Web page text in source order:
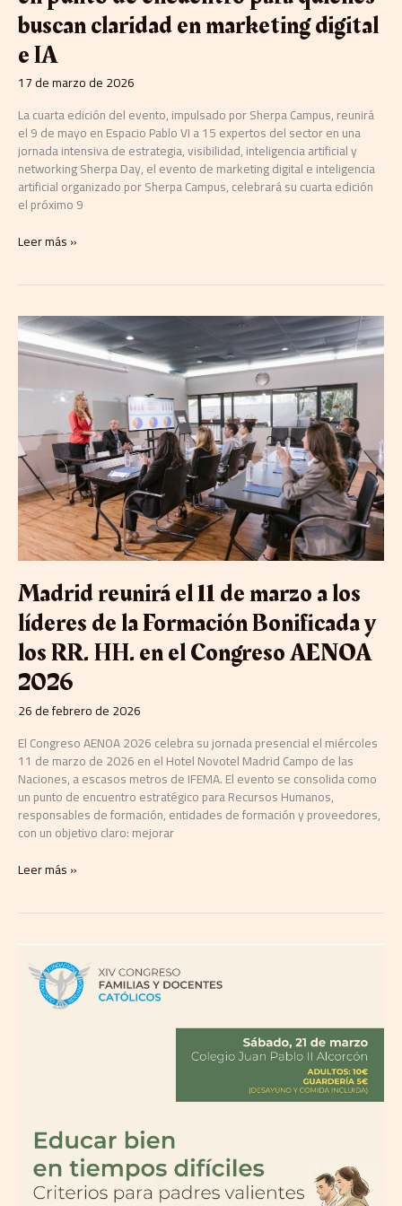
buscan claridad en marketing digital
e IA
17 de marzo de 2026
La cuarta edición del evento, impulsado por Sherpa Campus, reunirá
el 9 de mayo en Espacio Pablo VI a 15 expertos del sector en una
jornada intensiva de estrategia, visibilidad, inteligencia artificial y
networking Sherpa Day, el evento de marketing digital e inteligencia
artificial organizado por Sherpa Campus, celebrará su cuarta edición
el próximo 9
Leer más »
Madrid reunirá el 11 de marzo a los
líderes de la Formación Bonificada y
los RR. HH. en el Congreso AENOA
2026
26 de febrero de 2026
El Congreso AENOA 2026 celebra su jornada presencial el miércoles
11 de marzo de 2026 en el Hotel Novotel Madrid Campo de las
Naciones, a escasos metros de IFEMA. El evento se consolida como
un punto de encuentro estratégico para Recursos Humanos,
responsables de formación, entidades de formación y proveedores,
con un objetivo claro: mejorar
Madrid
reunirá
el
de
a
los
líderes
de
la
Formación
Bonificada
y
RR.
HH.
en
el
Congreso
AENOA
2026
Leer más »
El
Colegio
Juan
Pablo
Congreso
Familias